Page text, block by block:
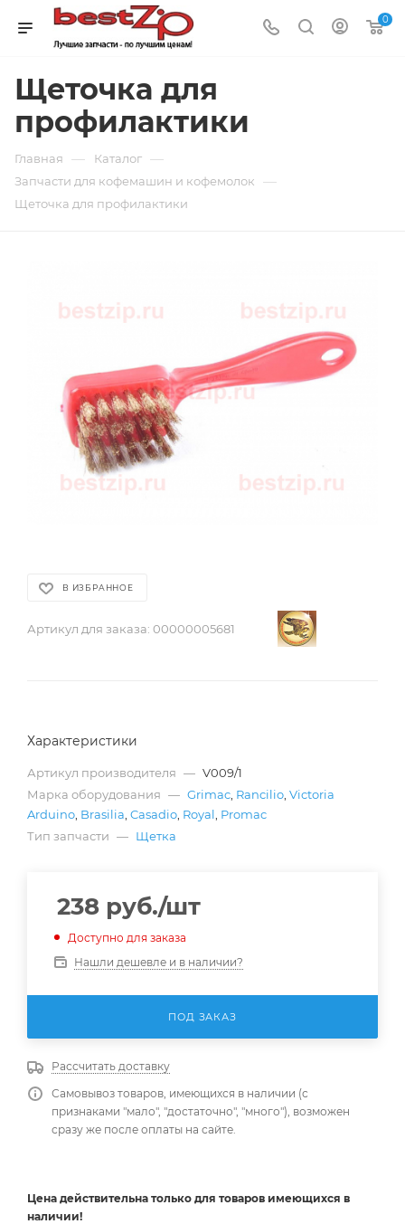
0
Щеточка для
профилактики
Главная — Каталог —
Запчасти для кофемашин и кофемолок —
Щеточка для профилактики
В ИЗБРАННОЕ
Артикул для заказа: 00000005681
Характеристики
Артикул производителя — V009/1
Марка оборудования — Grimac, Rancilio, Victoria
Arduino, Brasilia, Casadio, Royal, Promac
Тип запчасти — Щетка
238 руб./шт
Доступно для заказа
Нашли дешевле и в наличии?
ПОД ЗАКАЗ
Рассчитать доставку
Самовывоз товаров, имеющихся в наличии (с
признаками "мало", "достаточно", "много"), возможен
сразу же после оплаты на сайте.
Цена действительна только для товаров имеющихся в
наличии!